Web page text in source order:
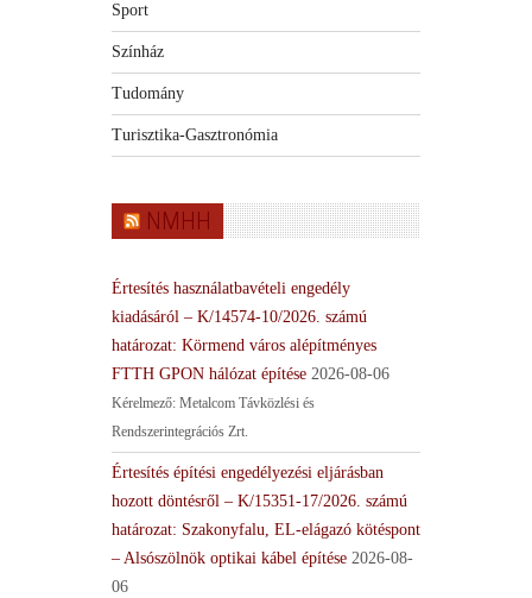
Sport
Színház
Tudomány
Turisztika-Gasztronómia
NMHH
Értesítés használatbavételi engedély
kiadásáról – K/14574-10/2026. számú
határozat: Körmend város alépítményes
FTTH GPON hálózat építése 2026-08-06
Kérelmező: Metalcom Távközlési és
Rendszerintegrációs Zrt.
Értesítés építési engedélyezési eljárásban
hozott döntésről – K/15351-17/2026. számú
határozat: Szakonyfalu, EL-elágazó kötéspont
– Alsószölnök optikai kábel építése 2026-08-
06